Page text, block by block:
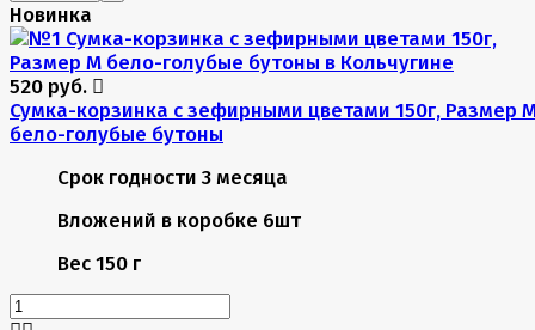
Новинка
520 руб.
Сумка-корзинка с зефирными цветами 150г, Размер
бело-голубые бутоны
Срок годности 3 месяца
Вложений в коробке 6шт
Вес 150 г